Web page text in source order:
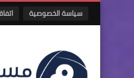
سياسة الخصوصية